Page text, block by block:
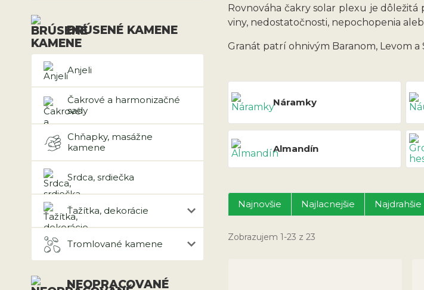
BRÚSENÉ KAMENE
Anjeli
Čakrové a harmonizačné
sady
Chňapky, masážne
kamene
Srdca, srdiečka
Ťažítka, dekorácie
Tromlované kamene
NEOPRACOVANÉ
Rovnováha čakry solar plexu je
viny, nedostatočnosti, nepochopenia
Granát patrí ohnivým Baranom, Levom
Náramky
Almandín
Najnovšie Najlacnejšie Najdrahšie
Zobrazujem 1-23 z 23